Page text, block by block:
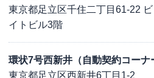
東京都足立区千住二丁目61-22
イトビル3階
環状7号西新井（自動契約コーナ
東京都足立区西新井6丁目1-2